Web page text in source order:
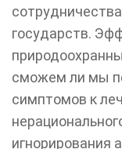
государств.
сможем ли мы
симптомов к
игнорирования